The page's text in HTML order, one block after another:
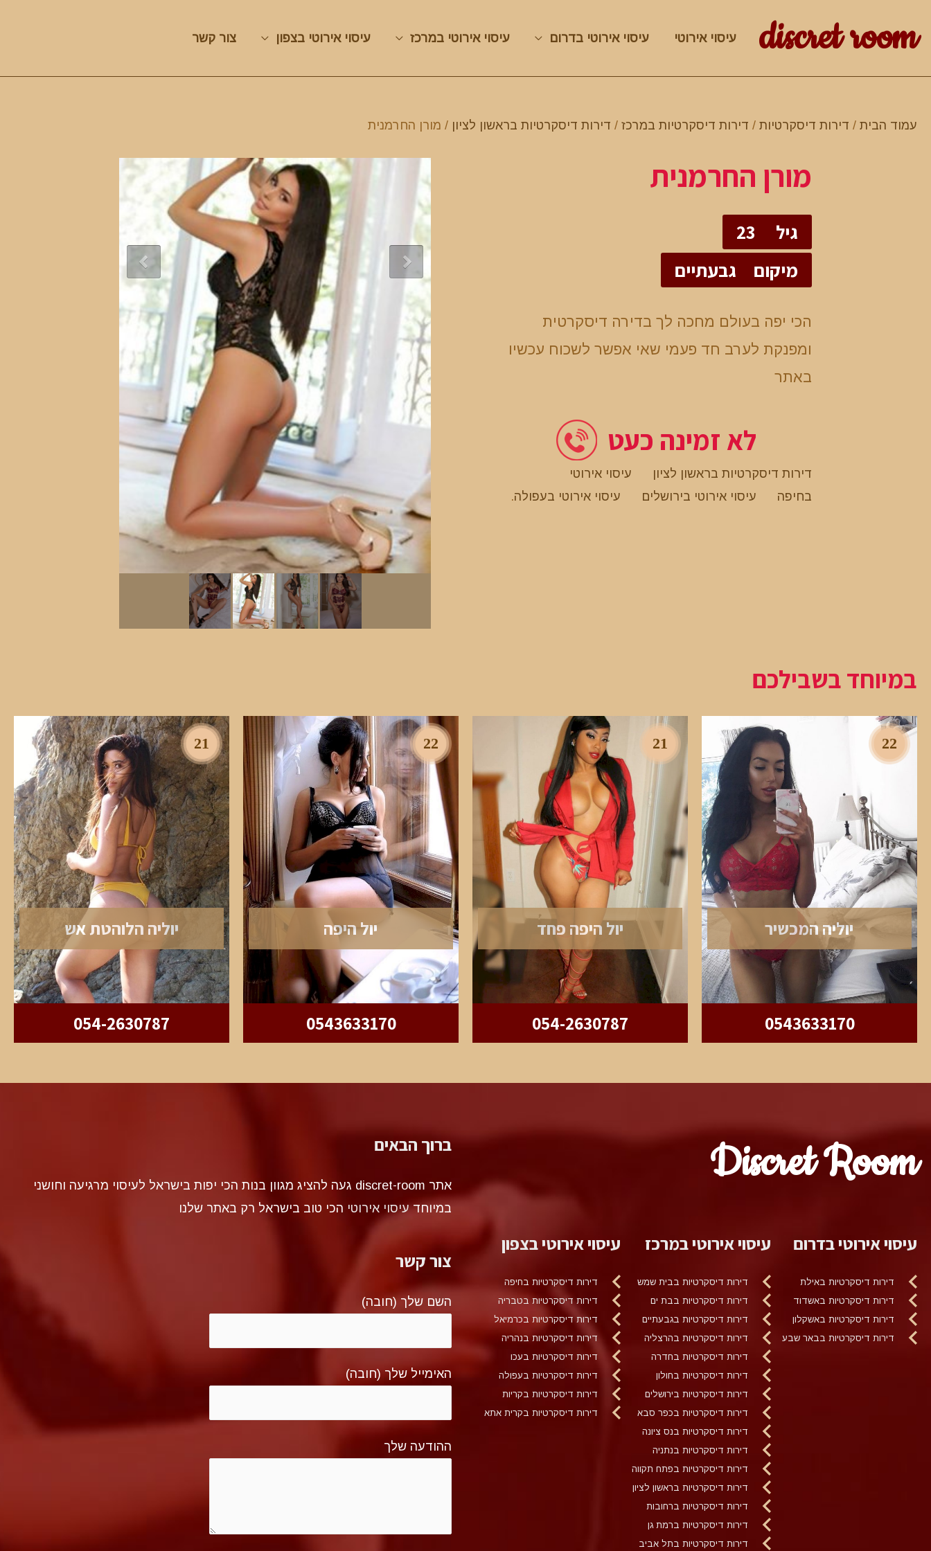
discret room עיסוי אירוטי עיסוי אירוטי בדרום עיסוי אירוטי במרכז עיסוי אירוטי בצפון צור קשר
עמוד הבית / דירות דיסקרטיות / דירות דיסקרטיות במרכז / דירות דיסקרטיות בראשון לציון / מורן החרמנית
מורן החרמנית
גיל
23
מיקום
גבעתיים
הכי יפה בעולם מחכה לך בדירה דיסקרטית
ומפנקת לערב חד פעמי שאי אפשר לשכוח עכשיו
באתר
לא זמינה כעט
דירות דיסקרטיות בראשון לציון
עיסוי אירוטי
בחיפה
עיסוי אירוטי בירושלים עיסוי אירוטי בעפולה.
במיוחד בשבילכם
22
יוליה המכשיר
0543633170
21
יול היפה פחד
054-2630787
22
יול היפה
0543633170
21
יוליה הלוהטת אש
054-2630787
Discret Room
עיסוי אירוטי בדרום
דירות דיסקרטיות באילת
דירות דיסקרטיות באשדוד
דירות דיסקרטיות באשקלון
דירות דיסקרטיות בבאר שבע
עיסוי אירוטי במרכז
דירות דיסקרטיות בבית שמש
דירות דיסקרטיות בבת ים
דירות דיסקרטיות בגבעתיים
דירות דיסקרטיות בהרצליה
דירות דיסקרטיות בחדרה
דירות דיסקרטיות בחולון
דירות דיסקרטיות בירושלים
דירות דיסקרטיות בכפר סבא
דירות דיסקרטיות בנס ציונה
דירות דיסקרטיות בנתניה
דירות דיסקרטיות בפתח תקווה
דירות דיסקרטיות בראשון לציון
דירות דיסקרטיות ברחובות
דירות דיסקרטיות ברמת גן
דירות דיסקרטיות בתל אביב
עיסוי אירוטי בצפון
דירות דיסקרטיות בחיפה
דירות דיסקרטיות בטבריה
דירות דיסקרטיות בכרמיאל
דירות דיסקרטיות בנהריה
דירות דיסקרטיות בעכו
דירות דיסקרטיות בעפולה
דירות דיסקרטיות בקריות
דירות דיסקרטיות בקרית אתא
ברוך הבאים
אתר discret-room געה להציג מגוון בנות הכי יפות בישראל לעיסוי מרגיעה וחושני
במיוחדעיסוי אירוטי הכי טוב בישראל רק באתר שלנו
צור קשר
השם שלך (חובה)
האימייל שלך (חובה)
ההודעה שלך